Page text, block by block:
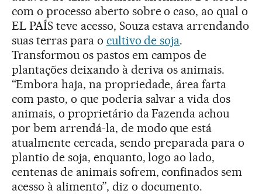
com o processo aberto sobre o caso, ao qual o
EL PAÍS teve acesso, Souza estava arrendando
suas terras para o cultivo de soja.
Transformou os pastos em campos de
plantações deixando à deriva os animais.
“Embora haja, na propriedade, área farta
com pasto, o que poderia salvar a vida dos
animais, o proprietário da Fazenda achou
por bem arrendá-la, de modo que está
atualmente cercada, sendo preparada para o
plantio de soja, enquanto, logo ao lado,
centenas de animais sofrem, confinados sem
acesso à alimento”, diz o documento.